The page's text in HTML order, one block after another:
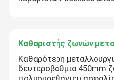
Καθαριστής ζωνών
Καθαρότερη
δευτεροβάθμια 450mm
πολυουρεθάνιου